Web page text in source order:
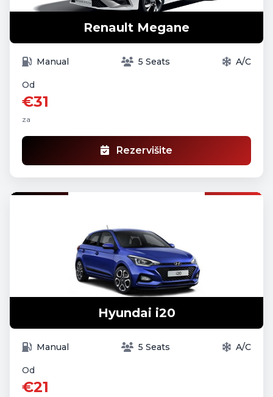
Renault Megane
Manual 5 Seats A/C
Od
€31
za
Rezervišite
Hyundai i20
Manual 5 Seats A/C
Od
€21